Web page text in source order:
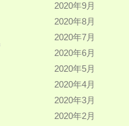
2020年9月
2020年8月
2020年7月
2020年6月
2020年5月
2020年4月
2020年3月
2020年2月